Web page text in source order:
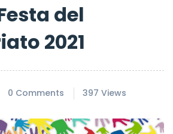
del
2021
0 Comments 397 Views